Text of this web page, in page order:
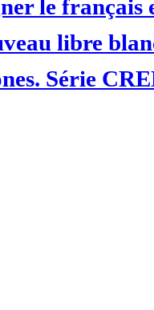
le
libre
Série